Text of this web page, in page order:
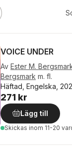
VOICE UNDER
Av Ester M.
Bergsmark m. fl.
Häftad, Engelska,
271 kr
Lägg till
Skickas inom 11-20